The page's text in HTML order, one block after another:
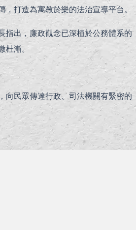
打造為寓教於樂的法治宣導平台。
指出，廉政觀念已深植於公務體系的
杜漸。
向民眾傳達行政、司法機關有緊密的